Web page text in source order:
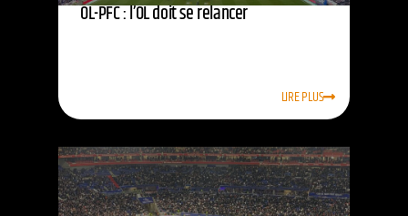
OL-PFC : l’OL doit se relancer
LIRE PLUS